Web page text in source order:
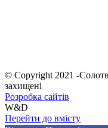
© Copyright 2021 -
захищені
Розробка сайтів
W&D
Перейти до вмісту